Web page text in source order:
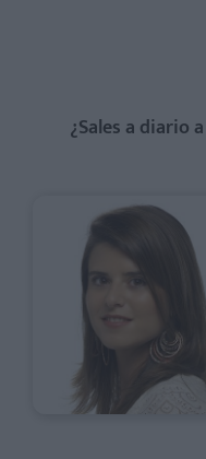
¿Sales a diario